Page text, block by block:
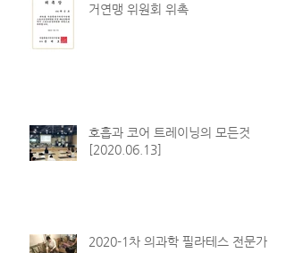
거연맹 위원회 위촉
호흡과 코어 트레이닝의 모든것
[2020.06.13]
2020-1차 의과학 필라테스 전문가